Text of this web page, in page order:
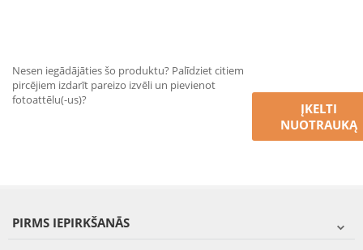
Nesen iegādājāties šo produktu? Palīdziet citiem
pircējiem izdarīt pareizo izvēli un pievienot
fotoattēlu(-us)?
ĮKELTI
NUOTRAUKĄ
PIRMS IEPIRKŠANĀS